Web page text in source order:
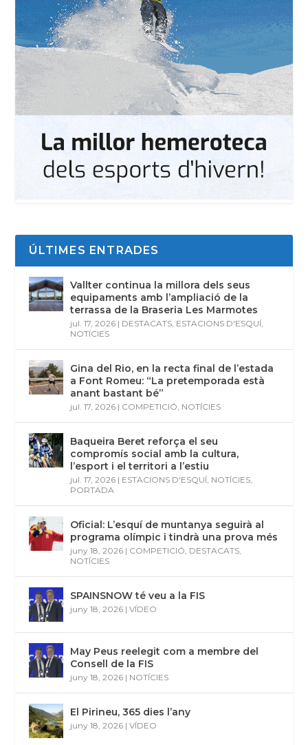
ÚLTIMES ENTRADES
Vallter continua la millora dels seus
equipaments amb l’ampliació de la
terrassa de la Braseria Les Marmotes
jul. 17, 2026 | DESTACATS, ESTACIONS D'ESQUÍ,
NOTÍCIES
Gina del Rio, en la recta final de l’estada
a Font Romeu: “La pretemporada està
anant bastant bé”
jul. 17, 2026 | COMPETICIÓ, NOTÍCIES
Baqueira Beret reforça el seu
compromís social amb la cultura,
l’esport i el territori a l’estiu
jul. 17, 2026 | ESTACIONS D'ESQUÍ, NOTÍCIES,
PORTADA
Oficial: L’esquí de muntanya seguirà al
programa olímpic i tindrà una prova més
juny 18, 2026 | COMPETICIÓ, DESTACATS,
NOTÍCIES
SPAINSNOW té veu a la FIS
juny 18, 2026 |VÍDEO
May Peus reelegit com a membre del
Consell de la FIS
juny 18, 2026 | NOTÍCIES
El Pirineu, 365 dies l’any
juny 18, 2026 |VÍDEO